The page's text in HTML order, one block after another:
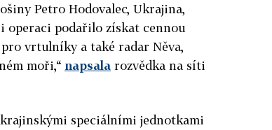
Petro Hodovalec, Ukrajina,
operaci podařilo získat cennou
vrtulníky a také radar Něva,
moři,“ napsala rozvědka na síti
speciálními jednotkami